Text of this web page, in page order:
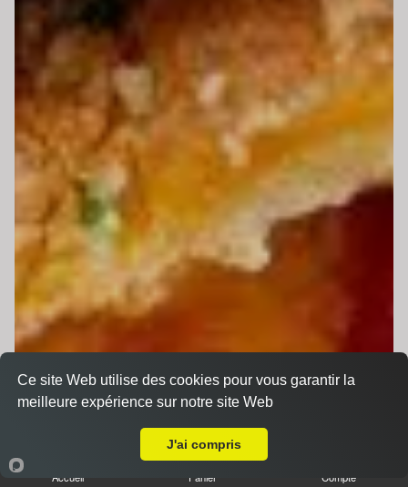
Accueil Panier Compte
Ce site Web utilise des cookies pour vous garantir la
meilleure expérience sur notre site Web
J'ai compris